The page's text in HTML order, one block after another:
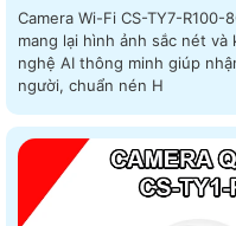
Camera Wi-Fi CS-TY7-
mang lại hình ảnh sắc nét và
nghệ AI thông minh giúp
người, chuẩn nén H